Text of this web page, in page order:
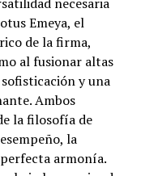
Emeya, el
de la firma,
al fusionar altas
y una
Ambos
la filosofía de
la
armonía.